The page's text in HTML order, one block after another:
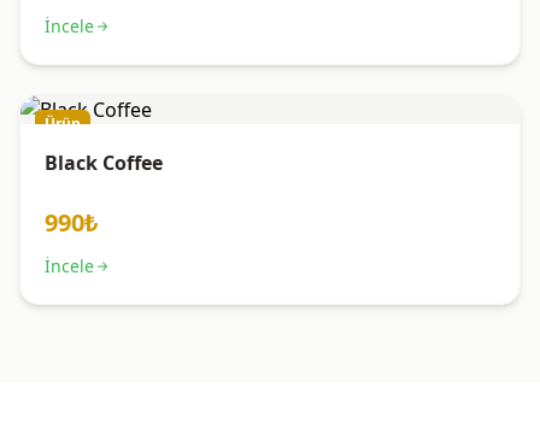
İncele
Ürün
Black Coffee
990₺
İncele